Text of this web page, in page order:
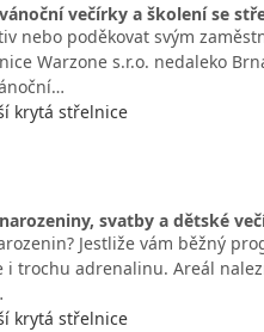
večírky a školení se
nebo poděkovat svým
Warzone s.r.o. nedaleko
krytá střelnice
svatby a dětské
Jestliže vám běžný
trochu adrenalinu. Areál
krytá střelnice